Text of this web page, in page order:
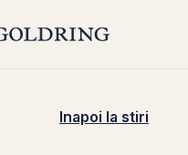
Inapoi la stiri